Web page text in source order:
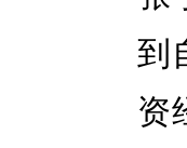
到
资